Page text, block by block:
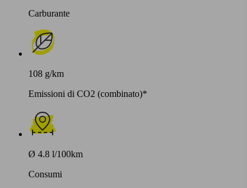
Carburante
108 g/km
Emissioni di CO2 (combinato)*
Ø 4.8 l/100km
Consumi